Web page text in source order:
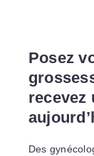
Posez
recevez
Des